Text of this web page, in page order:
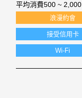
平均消費500 ~ 2,000
浪漫約會
接受信用卡
Wi-Fi